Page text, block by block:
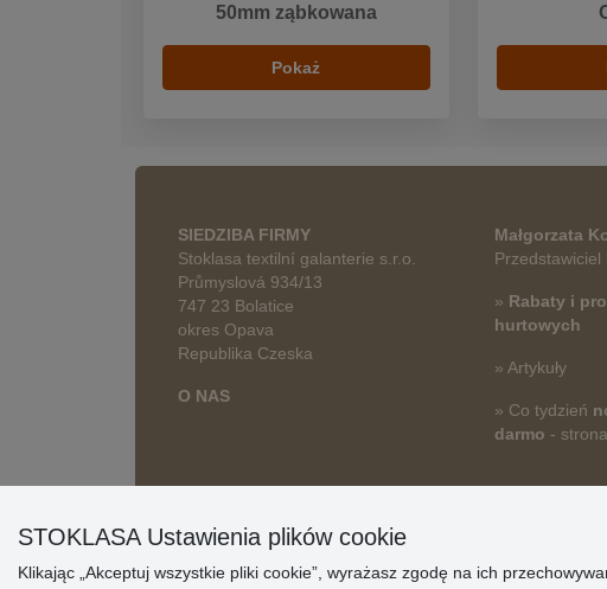
50mm ząbkowana
Pokaż
SIEDZIBA FIRMY
Stoklasa textilní galanterie s.r.o.
Průmyslová 934/13
747 23 Bolatice
okres Opava
Republika Czeska
O NAS
Małgorzata
Przedstawiciel
» Rabaty i
hurtowych
» Artykuły
» Co tydzień
darmo -
STOKLASA Ustawienia plików cookie
Klikając „Akceptuj wszystkie pliki cookie”, wyrażasz zgodę na ich